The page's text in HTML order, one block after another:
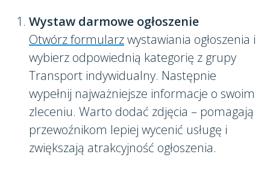
Wystaw darmowe ogłoszenie
Otwórz formularzwystawiania ogłoszenia i
wybierz odpowiednią kategorię z grupy
Transport indywidualny. Następnie
wypełnij najważniejsze informacje o swoim
zleceniu. Warto dodać zdjęcia – pomagają
przewoźnikom lepiej wycenić usługę i
zwiększają atrakcyjność ogłoszenia.